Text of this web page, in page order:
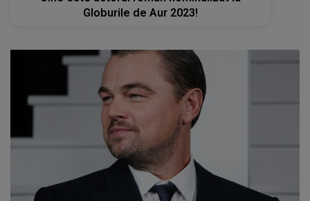
Globurile de Aur 2023!